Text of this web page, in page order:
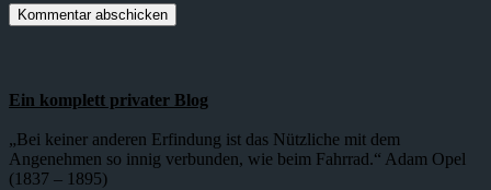
Ein komplett privater Blog
„Bei keiner anderen Erfindung ist das Nützliche mit dem
Angenehmen so innig verbunden, wie beim Fahrrad.“ Adam Opel
(1837 – 1895)